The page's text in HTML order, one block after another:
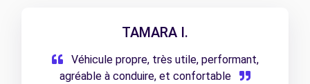
TAMARA I.
Véhicule propre, très utile, performant,
agréable à conduire, et confortable